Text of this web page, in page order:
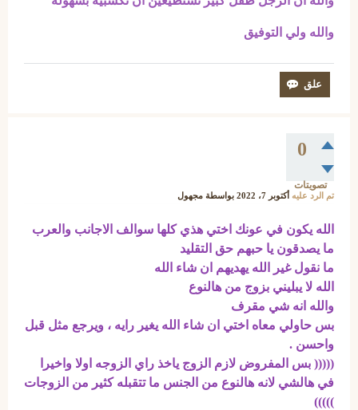
والله ولي التوفيق
0
تصويتات
تم الرد عليه أكتوبر 7، 2022 بواسطة مجهول
الله يكون في عونك اختي هذي كلها سوالف الاجانب والعرب
ما يصدقون يا حبهم حق التقليد
ما نقول غير الله يهديهم ان شاء الله
الله لا يبليني بزوج من هالنوع
والله انه شي مقرف
بس حاولي معاه اختي ان شاء الله يغير رايه ، ويرجع مثل قبل
واحسن .
((((( بس المفروض لازم الزوج ياخذ راي الزوجه اولا واخيرا
في هالشي لانه هالنوع من الجنس ما تتقبله كثير من الزوجات
)))))